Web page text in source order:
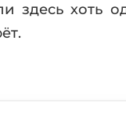
здесь хоть